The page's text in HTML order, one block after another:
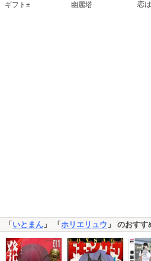
ギフト± 幽麗塔
「いとまん 」 「ホリエリュウ 」 のおすす